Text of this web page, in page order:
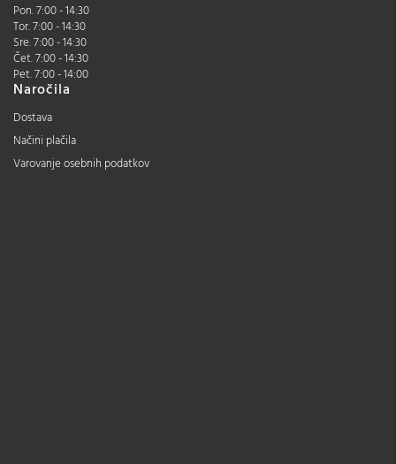
Pon. 7:00 - 14:30
Tor. 7:00 - 14:30
Sre. 7:00 - 14:30
Čet. 7:00 - 14:30
Pet. 7:00 - 14:00
Naročila
Dostava
Načini plačila
Varovanje osebnih podatkov